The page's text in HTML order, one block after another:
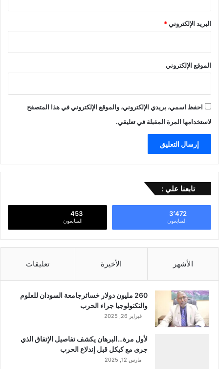
البريد الإلكتروني*
الموقع الإلكتروني
احفظ اسمي، بريدي الإلكتروني، والموقع الإلكتروني في هذا المتصفح
لاستخدامها المرة المقبلة في تعليقي.
تابعنا علي :
3٬472
المتابعون
453
المتابعون
الأشهر الأخيرة تعليقات
260 مليون دولار خسائرجامعة السودان للعلوم
والتكنولوجيا جراء الحرب
فبراير 26, 2025
لأول مرة…البرهان يكشف تفاصيل الإتفاق الذي
جرى مع كيكل قبل إندلاع الحرب
مارس 12, 2025